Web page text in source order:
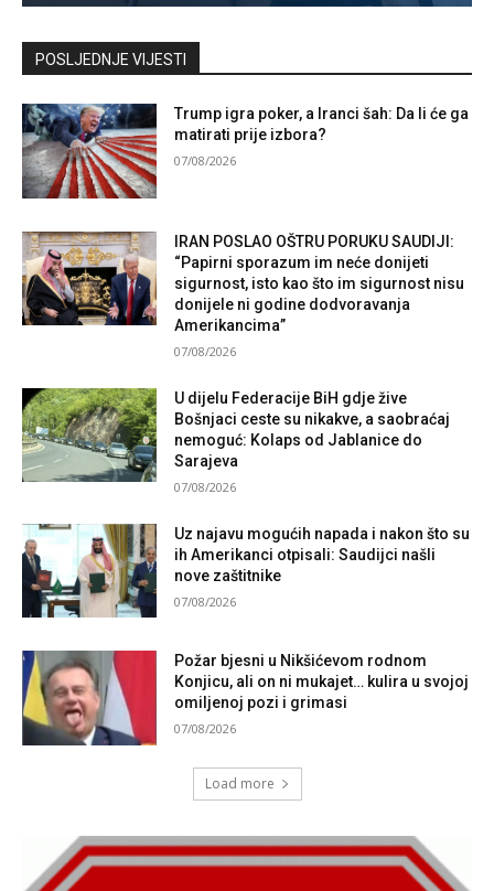
Kontaktirajte nas
POSLJEDNJE VIJESTI
Trump igra poker, a Iranci šah: Da li će ga
matirati prije izbora?
07/08/2026
IRAN POSLAO OŠTRU PORUKU SAUDIJI:
“Papirni sporazum im neće donijeti
sigurnost, isto kao što im sigurnost nisu
donijele ni godine dodvoravanja
Amerikancima”
07/08/2026
U dijelu Federacije BiH gdje žive
Bošnjaci ceste su nikakve, a saobraćaj
nemoguć: Kolaps od Jablanice do
Sarajeva
07/08/2026
Uz najavu mogućih napada i nakon što su
ih Amerikanci otpisali: Saudijci našli
nove zaštitnike
07/08/2026
Požar bjesni u Nikšićevom rodnom
Konjicu, ali on ni mukajet… kulira u svojoj
omiljenoj pozi i grimasi
07/08/2026
Load more